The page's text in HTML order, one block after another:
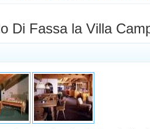
Di Fassa la Villa